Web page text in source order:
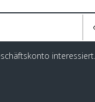
interessiert.